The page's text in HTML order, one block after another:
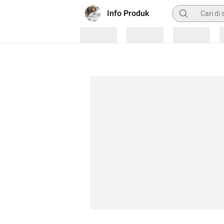
Info Produk Pencarian